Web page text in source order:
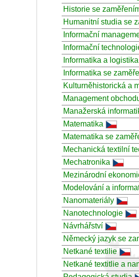
Historie se
Humanitní studia se
Informační
Informační
Informatika a logistika
Informatika se
Kulturněhistorická a
Management
Manažerská
Matematika
Matematika se
Mechanická textilní
Mechatronika
Mezinárodní
Modelování a
Nanomateriály
Nanotechnologie
Návrhářství
Německý jazyk se
Netkané textilie
Netkané textitlie a